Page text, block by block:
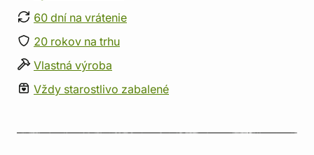
60 dní na vrátenie
20 rokov na trhu
Vlastná výroba
Vždy starostlivo zabalené